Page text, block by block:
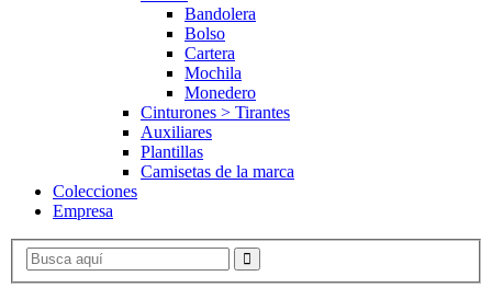
Bandolera
Bolso
Cartera
Mochila
Monedero
Cinturones > Tirantes
Auxiliares
Plantillas
Camisetas de la marca
Colecciones
Empresa